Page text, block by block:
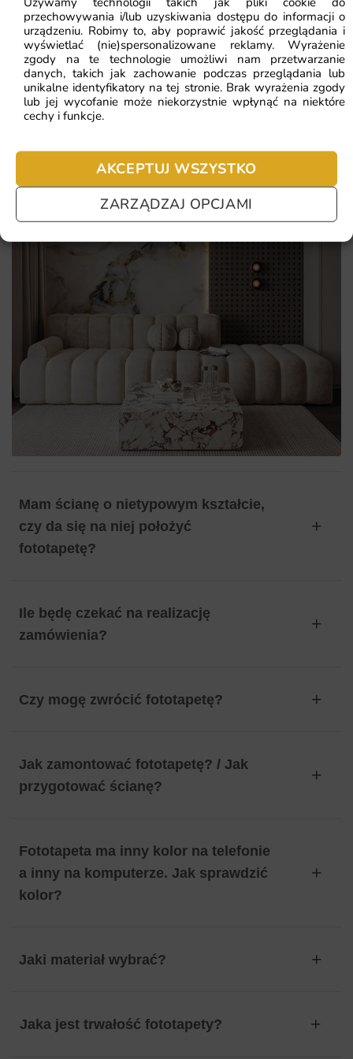
przechowywania i/lub uzyskiwania dostępu do informacji o
urządzeniu. Robimy to, aby poprawić jakość przeglądania i
wyświetlać (nie)spersonalizowane reklamy. Wyrażenie
zgody na te technologie umożliwi nam przetwarzanie
danych, takich jak zachowanie podczas przeglądania lub
unikalne identyfikatory na tej stronie. Brak wyrażenia zgody
lub jej wycofanie może niekorzystnie wpłynąć na niektóre
cechy i funkcje.
AKCEPTUJ WSZYSTKO
ZARZĄDZAJ OPCJAMI
wnętrza w krótkim czasie.
Dlaczego warto wybrać tę fototapetę
Wysoka jakość druku i materiału zapewniająca trwałość i
estetykę.
Uniwersalność wzoru, który pasuje do wielu stylów
Łatwy i szybki montaż, który można przeprowadzić
samodzielnie.
Możliwość dostosowania wymiarów do indywidualnych
Najczęściej zadawane pytania
Pomagamy i doradzamy przy każdym zakupie. Ale jeżeli
nie chcesz czekać – sprawdź najczęściej zadawane pytania.
Mam ścianę o nietypowym kształcie,
czy da się na niej położyć
fototapetę?
Ile będę czekać na realizację
zamówienia?
Czy mogę zwrócić fototapetę?
Jak zamontować fototapetę? / Jak
przygotować ścianę?
Fototapeta ma inny kolor na telefonie
a inny na komputerze. Jak sprawdzić
kolor?
Jaki materiał wybrać?
Jaka jest trwałość fototapety?